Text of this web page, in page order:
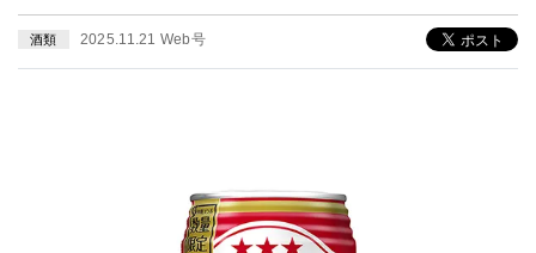
酒類 2025.11.21 Web号